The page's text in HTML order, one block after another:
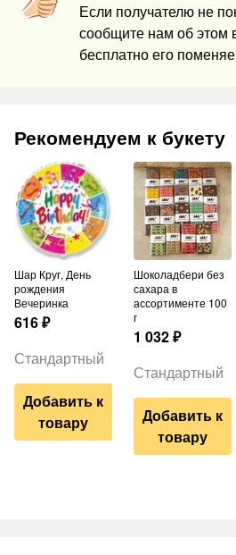
Если получателю не
сообщите нам об этом
бесплатно его
Рекомендуем к букету
Шар Круг, День
рождения
Вечеринка
616₽
Стандартный
Добавить к
товару
Шоколадбери без
сахара в
ассортименте 100
г
1 032₽
Стандартный
Добавить к
товару